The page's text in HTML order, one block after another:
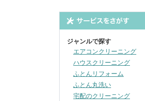
ジャンルで探す
エアコンクリーニング
ハウスクリーニング
ふとんリフォーム
ふとん丸洗い
宅配のクリーニング